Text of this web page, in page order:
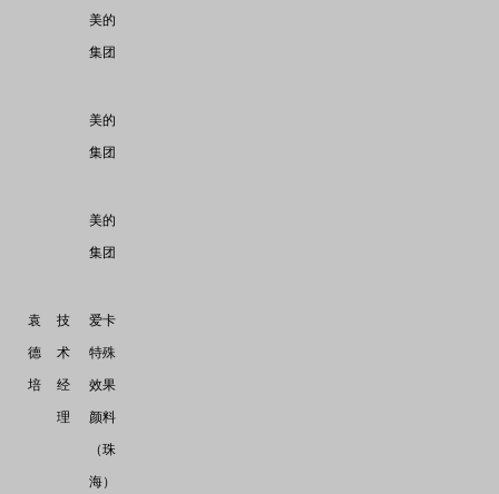
美的
集团
美的
集团
美的
集团
袁
德
培
技
术
经
理
爱卡
特殊
效果
颜料
（珠
海）